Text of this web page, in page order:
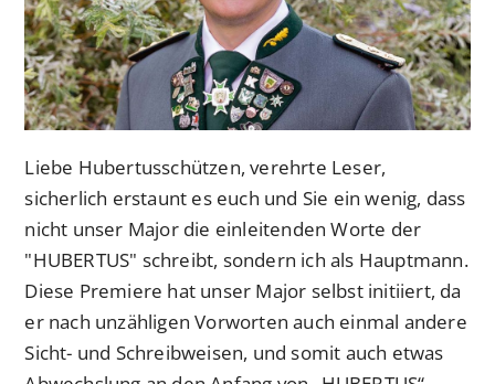
Liebe Hubertusschützen, verehrte Leser,
sicherlich erstaunt es euch und Sie ein wenig, dass
nicht unser Major die einleitenden Worte der
"HUBERTUS" schreibt, sondern ich als Hauptmann.
Diese Premiere hat unser Major selbst initiiert, da
er nach unzähligen Vorworten auch einmal andere
Sicht- und Schreibweisen, und somit auch etwas